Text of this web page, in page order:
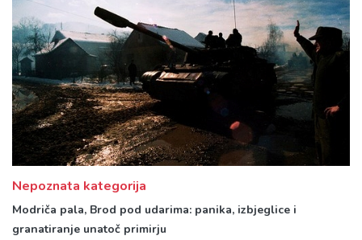
Nepoznata kategorija
Modriča pala, Brod pod udarima: panika, izbjeglice i
granatiranje unatoč primirju